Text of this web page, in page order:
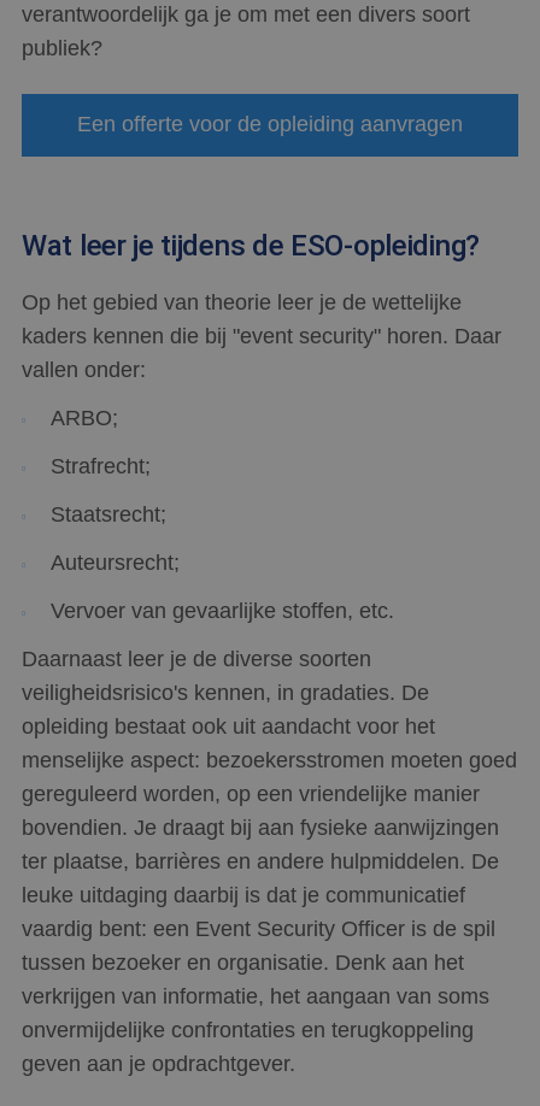
verantwoordelijk ga je om met een divers soort
publiek?
Een offerte voor de opleiding aanvragen
Wat leer je tijdens de ESO-opleiding?
Op het gebied van theorie leer je de wettelijke
kaders kennen die bij "event security" horen. Daar
vallen onder:
ARBO;
Strafrecht;
Staatsrecht;
Auteursrecht;
Vervoer van gevaarlijke stoffen, etc.
Daarnaast leer je de diverse soorten
veiligheidsrisico's kennen, in gradaties. De
opleiding bestaat ook uit aandacht voor het
menselijke aspect: bezoekersstromen moeten goed
gereguleerd worden, op een vriendelijke manier
bovendien. Je draagt bij aan fysieke aanwijzingen
ter plaatse, barrières en andere hulpmiddelen. De
leuke uitdaging daarbij is dat je communicatief
vaardig bent: een Event Security Officer is de spil
tussen bezoeker en organisatie. Denk aan het
verkrijgen van informatie, het aangaan van soms
onvermijdelijke confrontaties en terugkoppeling
geven aan je opdrachtgever.